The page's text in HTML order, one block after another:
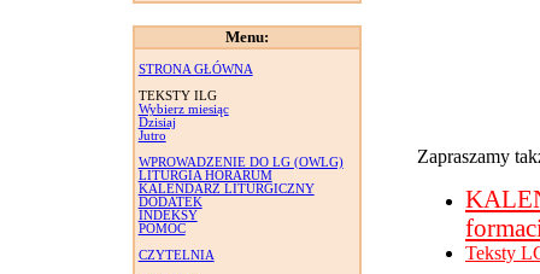
Menu:
STRONA GŁÓWNA
TEKSTY ILG
Wybierz miesiąc
Dzisiaj
Jutro
WPROWADZENIE DO LG (OWLG)
LITURGIA HORARUM
KALENDARZ LITURGICZNY
DODATEK
INDEKSY
POMOC
CZYTELNIA
Zapraszamy
Teksty